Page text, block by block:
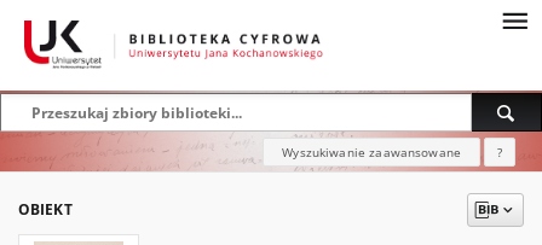
Wyszukiwanie zaawansowane ?
OBIEKT